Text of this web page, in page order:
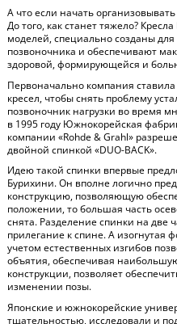
А что если начать
До того, как станет тяжело?
моделей, специально созданы
позвоночника и обеспечивают
здоровой, формирующейся и
Первоначально компания ставила
кресел, чтобы снять проблему
позвоночник нагрузки во время
в 1995 году Южнокорейская
компании «Rohde & Grahl»
двойной спинкой «DUO-BACK».
Идею такой спинки впервые
Бурихини. Он вполне логично
конструкцию, позволяющую
положении, то большая часть
снята. Разделение спинки на две
прилегание к спине. А изогнутая
учетом естественных изгибов
объятия, обеспечивая
конструкции, позволяет
изменении позы.
Японские и южнокорейские
тщательностью, исследовали и